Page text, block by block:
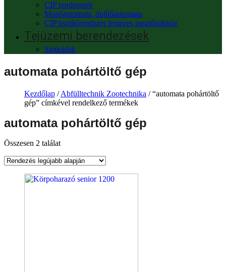
CIP rendszerek
Mosóautomata, öblítőautomata
CIP tisztítórendszer lemezes pasztőrökhöz
Tejüzemi berendezések
Sajtkádak
automata pohártöltő gép
Kezdőlap /Abfülltechnik Zootechnika / “automata pohártöltő
gép” címkével rendelkező termékek
automata pohártöltő gép
Összesen 2 találat